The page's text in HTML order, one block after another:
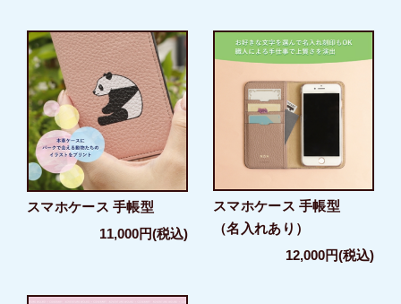
スマホケース 手帳型
11,000円(税込)
スマホケース 手帳型
（名入れあり）
12,000円(税込)